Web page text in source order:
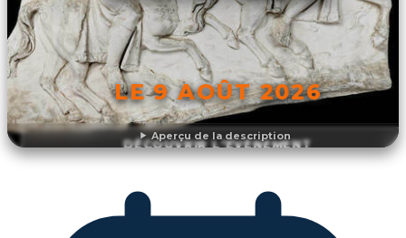
Aperçu de la description
LE 9 AOÛT 2026
DÉCOUVRIR L'ÉVÉNEMENT